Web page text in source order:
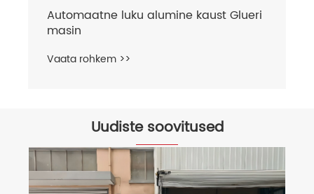
Automaatne luku alumine kaust Glueri
masin
Vaata rohkem >>
Uudiste soovitused